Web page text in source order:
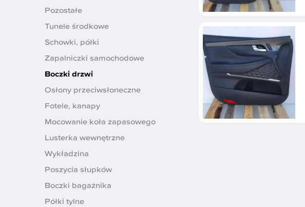
Pozostałe
Tunele środkowe
Schowki, półki
Zapalniczki samochodowe
Boczki drzwi
Osłony przeciwsłoneczne
Fotele, kanapy
Mocowanie koła zapasowego
Lusterka wewnętrzne
Wykładzina
Poszycia słupków
Boczki bagażnika
Półki tylne